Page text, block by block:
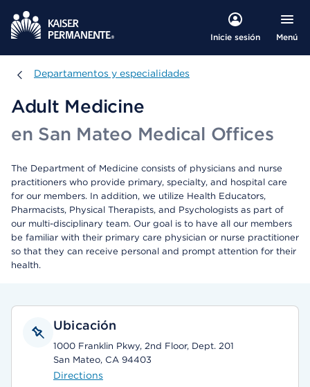
Inicie sesión Menú
Departamentos y especialidades
Departamentos y especialidades
Adult Medicine
en San Mateo Medical Offices
The Department of Medicine consists of physicians and nurse
practitioners who provide primary, specialty, and hospital care
for our members. In addition, we utilize Health Educators,
Pharmacists, Physical Therapists, and Psychologists as part of
our multi-disciplinary team. Our goal is to have all our members
be familiar with their primary care physician or nurse practitioner
so that they can receive personal and prompt attention for their
health.
Ubicación
1000 Franklin Pkwy, 2nd Floor, Dept. 201
San Mateo, CA 94403
Directions